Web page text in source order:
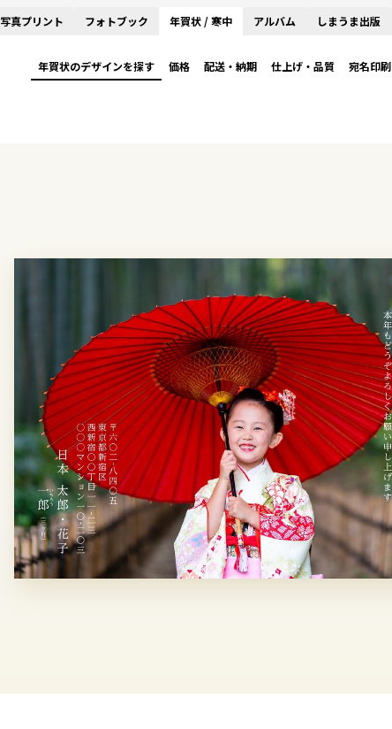
写真プリント フォトブック 年賀状 / 寒中 アルバム しまうま出版
年賀状のデザインを探す 価格 配送・納期 仕上げ・品質 宛名印刷